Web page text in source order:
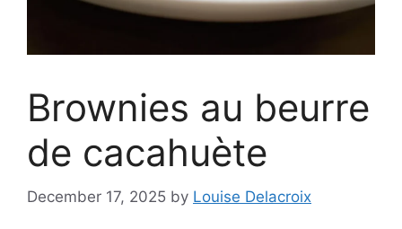
Brownies au beurre
de cacahuète
December 17, 2025 by Louise Delacroix